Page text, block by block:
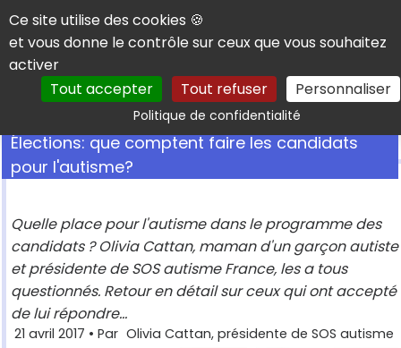
Panneau de gestion des cookies
Ce site utilise des cookies 🍪
et vous donne le contrôle sur ceux que vous souhaitez
activer
Tout accepter
Tout refuser Personnaliser
Politique de confidentialitéRechercher
Élections: que comptent faire les candidats
pour l'autisme?
Quelle place pour l'autisme dans le programme des
candidats ? Olivia Cattan, maman d'un garçon autiste
et présidente de SOS autisme France, les a tous
questionnés. Retour en détail sur ceux qui ont accepté
de lui répondre...
21 avril 2017 • Par Olivia Cattan, présidente de SOS autisme